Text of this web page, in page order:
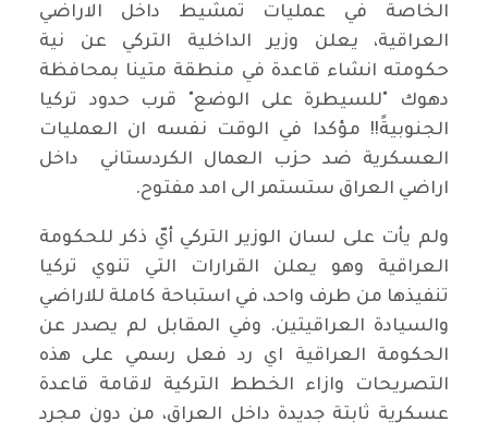
الخاصة في عمليات تمشيط داخل الاراضي
العراقية، يعلن وزير الداخلية التركي عن نية
حكومته انشاء قاعدة في منطقة متينا بمحافظة
دهوك "للسيطرة على الوضع" قرب حدود تركيا
الجنوبيةً!! مؤكدا في الوقت نفسه ان العمليات
العسكرية ضد حزب العمال الكردستاني داخل
اراضي العراق ستستمر الى امد مفتوح.
ولم يأت على لسان الوزير التركي أيّ ذكر للحكومة
العراقية وهو يعلن القرارات التي تنوي تركيا
تنفيذها من طرف واحد، في استباحة كاملة للاراضي
والسيادة العراقيتين. وفي المقابل لم يصدر عن
الحكومة العراقية اي رد فعل رسمي على هذه
التصريحات وازاء الخطط التركية لاقامة قاعدة
عسكرية ثابتة جديدة داخل العراق، من دون مجرد